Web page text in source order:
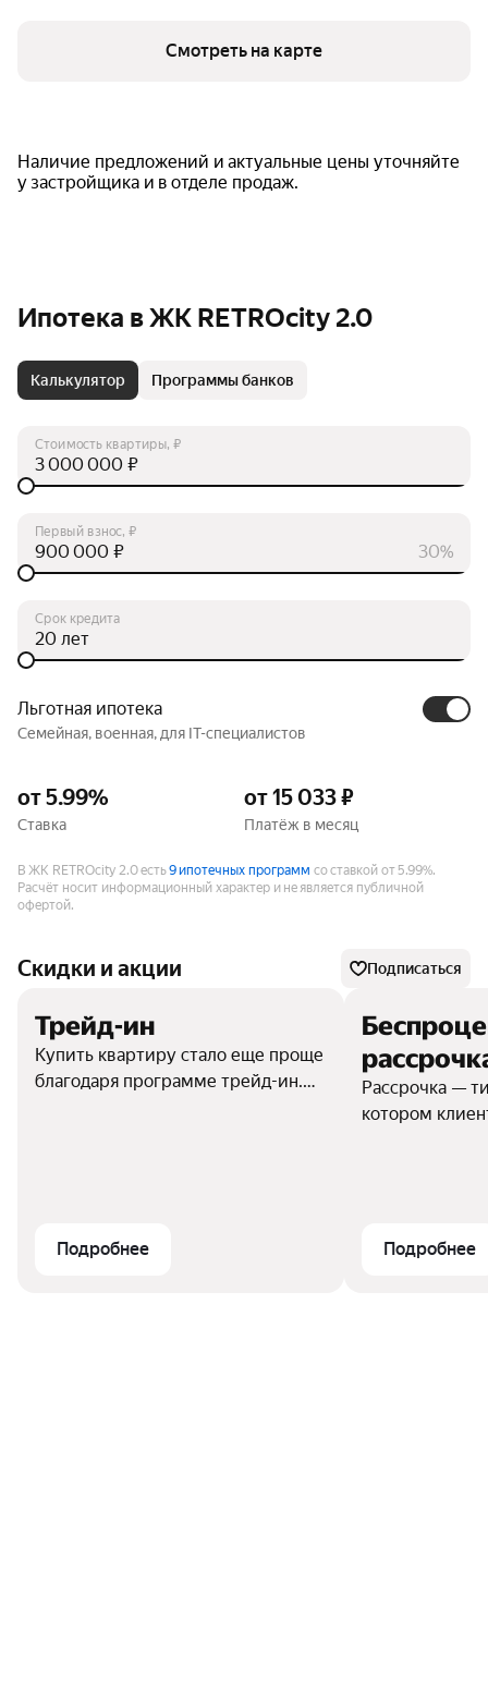
Смотреть на карте
Наличие предложений и актуальные цены уточняйте
у застройщика и в отделе продаж.
Ипотека в ЖК RETROcity 2.0
Калькулятор Программы банков
Стоимость квартиры, ₽
₽
Первый взнос, ₽
30%
₽
Срок кредита
лет
Льготная ипотека
Семейная, военная, для IT-специалистов
от 5.99%
Ставка
от 15 033 ₽
Платёж в месяц
В ЖК RETROcity 2.0 есть9 ипотечных программ со ставкой от 5.99%.
Расчёт носит информационный характер и не является публичной
офертой.
Скидки и акции Подписаться
Трейд-ин
Купить квартиру стало еще проще
благодаря программе трейд-ин.
так и затраченные силы на
самостоятельный поиск
Подробнее
Рассрочка —
котором
Подробнее